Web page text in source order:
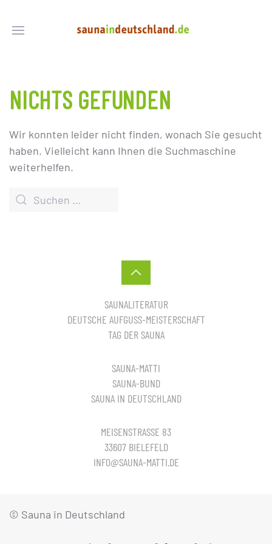
NICHTS GEFUNDEN
Wir konnten leider nicht finden, wonach Sie gesucht
haben. Vielleicht kann Ihnen die Suchmaschine
weiterhelfen.
SAUNALITERATUR
DEUTSCHE AUFGUSS-MEISTERSCHAFT
TAG DER SAUNA
SAUNA-MATTI
SAUNA-BUND
SAUNA IN DEUTSCHLAND
MEISENSTRASSE 83
33607 BIELEFELD
INFO@SAUNA-MATTI.DE
© Sauna in Deutschland